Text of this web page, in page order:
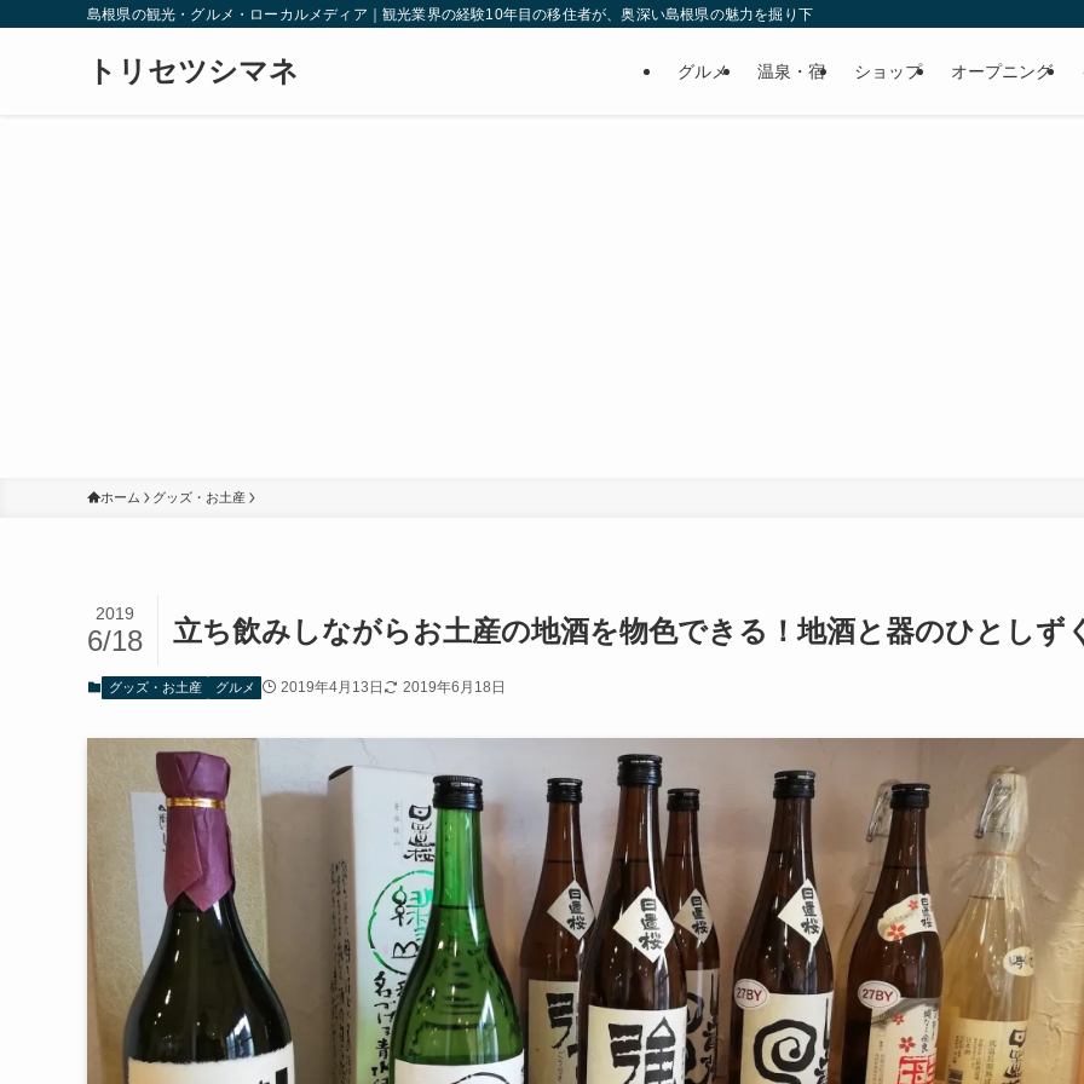
島根県の観光・グルメ・ローカルメディア｜観光業界の経験10年目の移住者が、奥深い島根県の魅力を掘り下げてみた
トリセツシマネ グルメ 温泉・宿 ショップ オープニング
ホーム グッズ・お土産
立ち飲みしながらお土産の地酒を物色できる！地酒と器のひとしず
2019
6/18
グッズ・お土産 グルメ 2019年4月13日 2019年6月18日